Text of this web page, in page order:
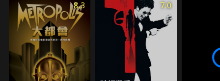
希臘醫生康斯坦丁及車廂的法國乘務員皮埃爾米歇爾
一起協同調查這個案子。很快，白羅就發現雷切特並
不是像他自己所聲稱的那樣的人。
8.3 7.0